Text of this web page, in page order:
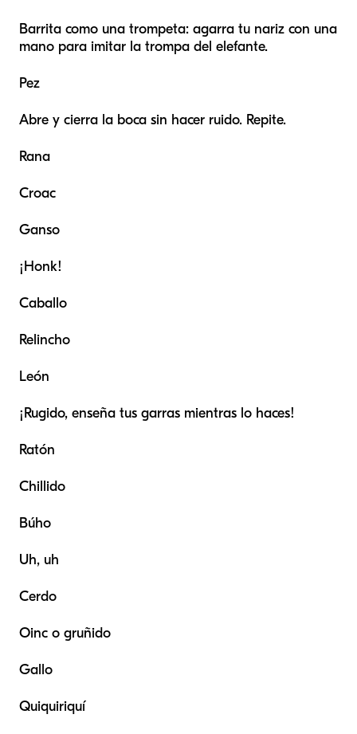
Barrita como una trompeta: agarra tu nariz con una
mano para imitar la trompa del elefante.
Pez
Abre y cierra la boca sin hacer ruido. Repite.
Rana
Croac
Ganso
¡Honk!
Caballo
Relincho
León
¡Rugido, enseña tus garras mientras lo haces!
Ratón
Chillido
Búho
Uh, uh
Cerdo
Oinc o gruñido
Gallo
Quiquiriquí